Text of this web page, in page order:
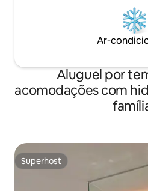
santuário relaxante por um
um corpo e uma mente
exaustos que você não pode
conteúdo do epílogo do conto
Cheongjun.
Ar-
Aluguel por
acomodações com
Superhost
Superhost